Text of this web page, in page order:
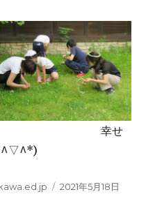
です。 幸せ
投
2021年5月18日